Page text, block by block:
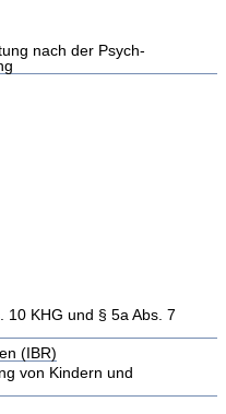
nach der Psych-
10 KHG und § 5a Abs. 7
(IBR)
von Kindern und